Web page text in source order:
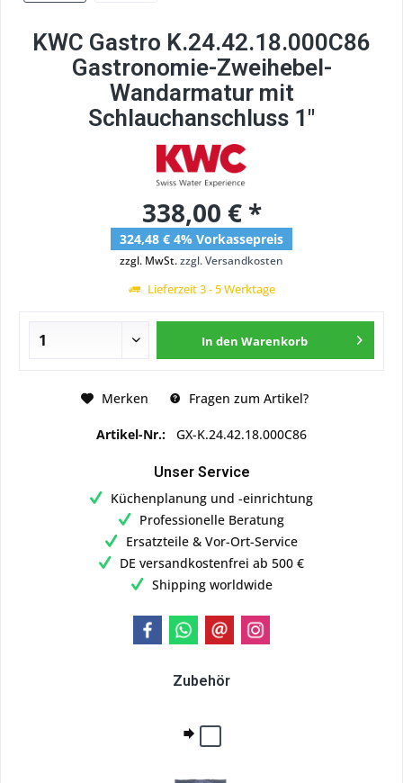
KWC Gastro K.24.42.18.000C86
Gastronomie-Zweihebel-
Wandarmatur mit
Schlauchanschluss 1"
338,00 € *
324,48 € 4% Vorkassepreis
zzgl. MwSt.zzgl. Versandkosten
Lieferzeit 3 - 5 Werktage
In den Warenkorb
Merken Fragen zum Artikel?
Artikel-Nr.: GX-K.24.42.18.000C86
Unser Service
Küchenplanung und -einrichtung
Professionelle Beratung
Ersatzteile & Vor-Ort-Service
DE versandkostenfrei ab 500 €
Shipping worldwide
Zubehör